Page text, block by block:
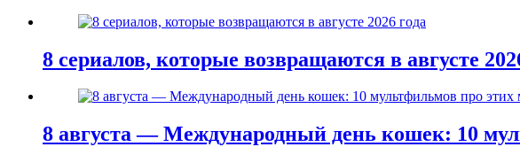
8 сериалов, которые возвращаются в августе
8 августа — Международный день кошек: 10